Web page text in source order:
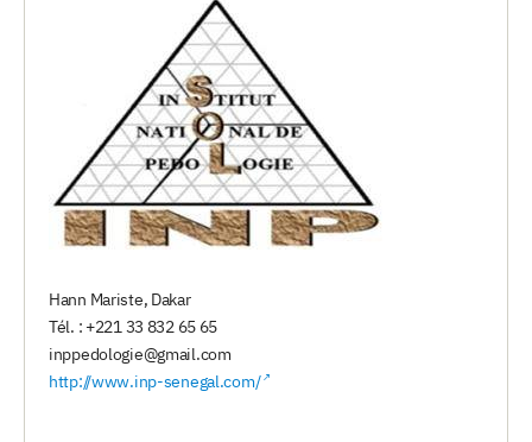
Hann Mariste, Dakar
Tél. : +221 33 832 65 65
inppedologie@gmail.com
http://www.inp-senegal.com/